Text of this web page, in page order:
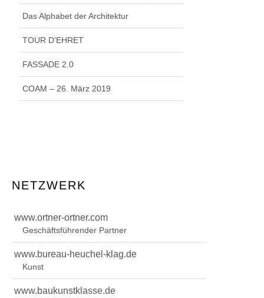
Das Alphabet der Architektur
TOUR D’EHRET
FASSADE 2.0
COAM – 26. März 2019
NETZWERK
www.ortner-ortner.com
Geschäftsführender Partner
www.bureau-heuchel-klag.de
Kunst
www.baukunstklasse.de